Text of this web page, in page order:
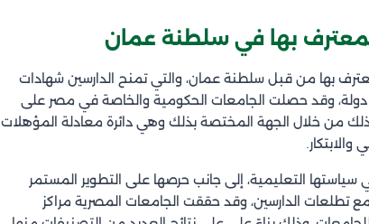
بها في سلطنة عمان
بها من قبل سلطنة عمان، والتي تمنح الدارسين شهادات
وقد حصلت الجامعات الحكومية والخاصة في مصر على
من خلال الجهة المختصة بذلك وهي دائرة معادلة المؤهلات
سياستها التعليمية، إلى جانب حرصها على التطوير المستمر
مع تطلعات الدارسين، وقد حققت الجامعات المصرية مراكز